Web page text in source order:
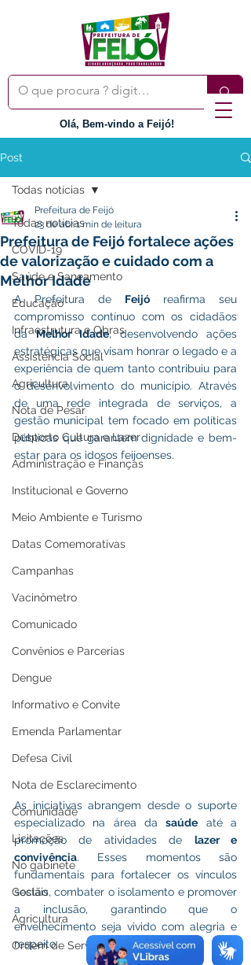
Olá, Bem-vindo a Feijó!
Post
Todas notícias
COVID-19
Saúde e Saneamento
Educação
Infraestrutura e Obras
Assistência Social
Agricultura
Nota de Pesar
Desporto Cultura e Lazer
Administração e Finanças
Institucional e Governo
Meio Ambiente e Turismo
Datas Comemorativas
Campanhas
Vacinômetro
Comunicado
Convênios e Parcerias
Dengue
Informativo e Convite
Emenda Parlamentar
Defesa Civil
Nota de Esclarecimento
Comunidade
Licitações
No gabinete
Gestão
Agricultura
Ordem de Serviço
Todas notícias
Prefeitura de Feijó fortalece ações
de valorização e cuidado com a
Melhor Idade
Prefeitura de Feijó
23 de abr.1 min de leitura
A Prefeitura de Feijó reafirma seu
compromisso contínuo com os cidadãos
da Melhor Idade, desenvolvendo ações
estratégicas que visam honrar o legado e a
experiência de quem tanto contribuiu para
o desenvolvimento do município. Através
de uma rede integrada de serviços, a
gestão municipal tem focado em políticas
públicas que garantem dignidade e bem-
estar para os idosos feijoenses.
As iniciativas abrangem desde o suporte
especializado na área da saúde até a
promoção de atividades de lazer e
convivência. Esses momentos são
fundamentais para fortalecer os vínculos
sociais, combater o isolamento e promover
a inclusão, garantindo que o
envelhecimento seja vivido com alegria e
respeito.